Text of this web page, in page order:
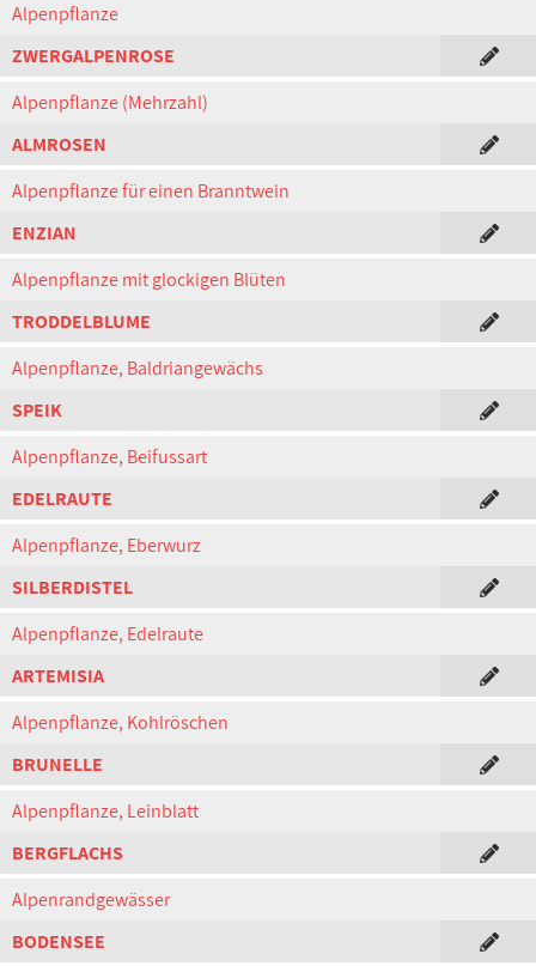
Alpenpflanze
ZWERGALPENROSE
Alpenpflanze (Mehrzahl)
ALMROSEN
Alpenpflanze für einen Branntwein
ENZIAN
Alpenpflanze mit glockigen Blüten
TRODDELBLUME
Alpenpflanze, Baldriangewächs
SPEIK
Alpenpflanze, Beifussart
EDELRAUTE
Alpenpflanze, Eberwurz
SILBERDISTEL
Alpenpflanze, Edelraute
ARTEMISIA
Alpenpflanze, Kohlröschen
BRUNELLE
Alpenpflanze, Leinblatt
BERGFLACHS
Alpenrandgewässer
BODENSEE